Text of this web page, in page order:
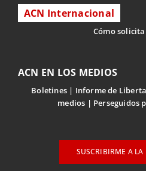
ACN Internacional
Cómo
ACN EN LOS MEDIOS
Boletines Informe de
medios
Perseguidos
SUSCRIBIRME A LA